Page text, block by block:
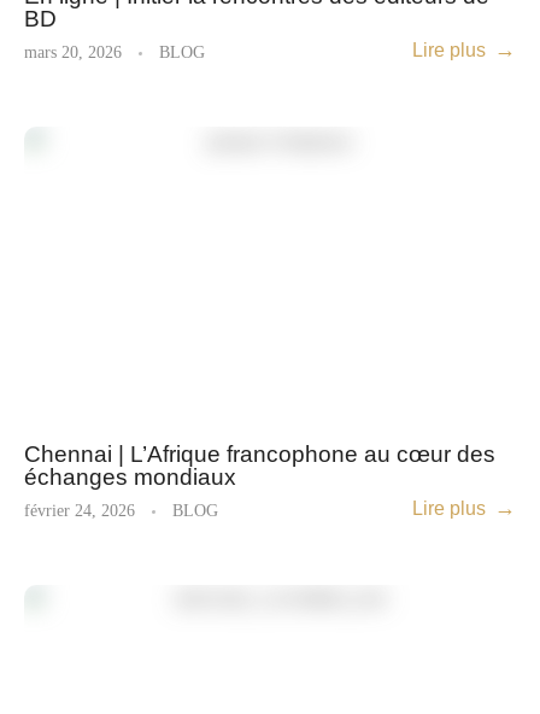
BD
mars 20, 2026 BLOG Lire plus
Chennai | L’Afrique francophone au cœur des
échanges mondiaux
février 24, 2026 BLOG Lire plus